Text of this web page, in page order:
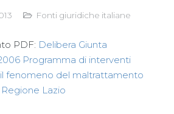
Fonti giuridiche italiane
PDF: Delibera Giunta
Programma di interventi
fenomeno del maltrattamento
Lazio